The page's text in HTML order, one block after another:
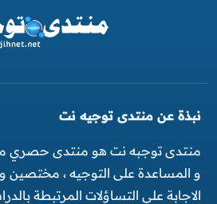
نبذة عن منتدى توجيه نت
منتدى توجبه نت هو منتدى حصري
و المساعدة على التوجيه ،
الاجابة على التساؤلات المرتبطة